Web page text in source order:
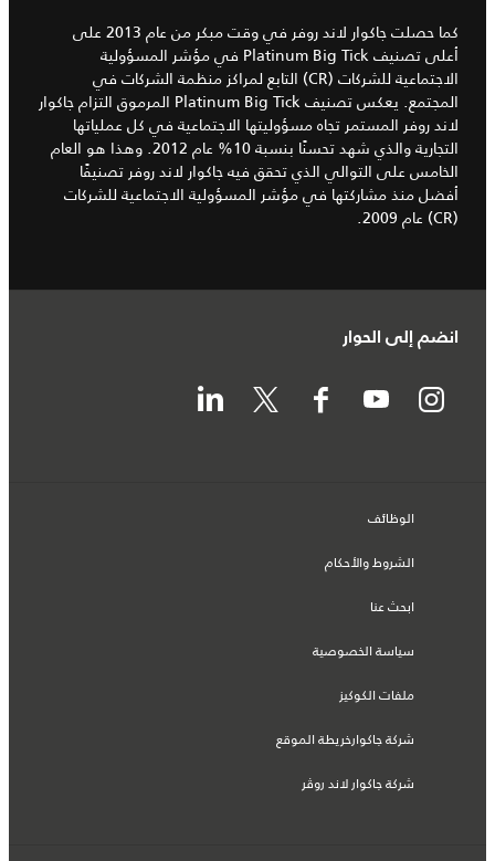
كما حصلت جاكوار لاند روفر في وقت مبكر من عام 2013 على
أعلى تصنيف Platinum Big Tick في مؤشر المسؤولية
الاجتماعية للشركات (CR) التابع لمراكز منظمة الشركات في
المجتمع. يعكس تصنيف Platinum Big Tick المرموق التزام جاكوار
لاند روفر المستمر تجاه مسؤوليتها الاجتماعية في كل عملياتها
التجارية والذي شهد تحسنًا بنسبة 10% عام 2012. وهذا هو العام
الخامس على التوالي الذي تحقق فيه جاكوار لاند روفر تصنيفًا
أفضل منذ مشاركتها في مؤشر المسؤولية الاجتماعية للشركات
(CR) عام 2009.
انضم إلى الحوار
الوظائف
الشروط والأحكام
ابحث عنا
سياسة الخصوصية
ملفات الكوكيز
شركة جاكوارخريطة الموقع
شركة جاكوار لاند روڤر